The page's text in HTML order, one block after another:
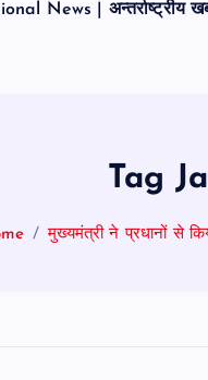
News | अन्तर्राष्ट्रीय
Tag
मुख्यमंत्री ने प्रधानों से